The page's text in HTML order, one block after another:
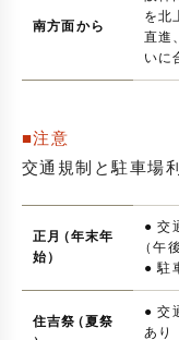
南方面から
を北
直進
いに
■注意
交通規制と駐車場
正月（年末年
始 ）
● 交
（午
● 駐
住吉祭（夏祭
● 交
あり